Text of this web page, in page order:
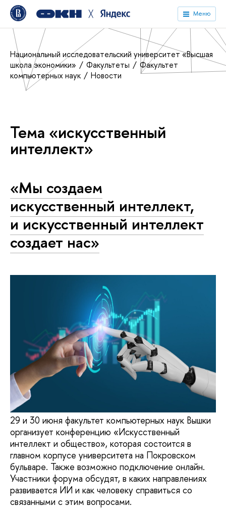
╳ Меню
Национальный исследовательский университет «Высшая
школа экономики»
Факультеты
Факультет
компьютерных наук
Новости
Тема «искусственный
интеллект»
«Мы создаем
искусственный интеллект,
и искусственный интеллект
создает нас»
29 и 30 июня факультет компьютерных наук Вышки
организует конференцию «Искусственный
интеллект и общество», которая состоится в
главном корпусе университета на Покровском
бульваре. Также возможно подключение онлайн.
Участники форума обсудят, в каких направлениях
развивается ИИ и как человеку справиться со
связанными с этим вопросами.